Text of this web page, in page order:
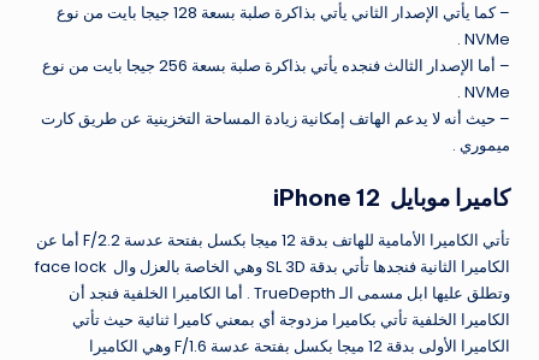
– كما يأتي الإصدار الثاني يأتي بذاكرة صلبة بسعة 128 جيجا بايت من نوع
NVMe .
– أما الإصدار الثالث فنجده يأتي بذاكرة صلبة بسعة 256 جيجا بايت من نوع
NVMe .
– حيث أنه لا يدعم الهاتف إمكانية زيادة المساحة التخزينية عن طريق كارت
ميموري .
كاميرا موبايل iPhone 12
تأتي الكاميرا الأمامية للهاتف بدقة 12 ميجا بكسل بفتحة عدسة F/2.2 أما عن
الكاميرا الثانية فنجدها تأتي بدقة SL 3D وهي الخاصة بالعزل وال face lock
وتطلق عليها ابل مسمى الـ TrueDepth . أما الكاميرا الخلفية فنجد أن
الكاميرا الخلفية تأتي بكاميرا مزدوجة أي بمعني كاميرا ثنائية حيث تأتي
الكاميرا الأولى بدقة 12 ميجا بكسل بفتحة عدسة F/1.6 وهي الكاميرا